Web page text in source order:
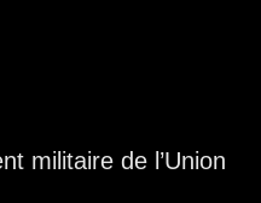
militaire de l’Union